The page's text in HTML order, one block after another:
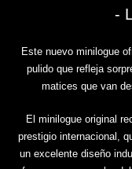
-
Este nuevo minilogue
pulido que refleja
matices que van
El minilogue original
prestigio internacional,
un excelente diseño